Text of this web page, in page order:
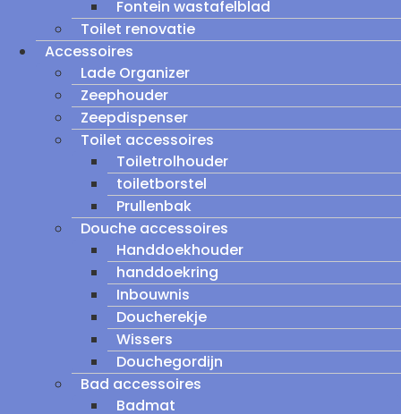
Fontein wastafelblad
Toilet renovatie
Accessoires
Lade Organizer
Zeephouder
Zeepdispenser
Toilet accessoires
Toiletrolhouder
toiletborstel
Prullenbak
Douche accessoires
Handdoekhouder
handdoekring
Inbouwnis
Doucherekje
Wissers
Douchegordijn
Bad accessoires
Badmat